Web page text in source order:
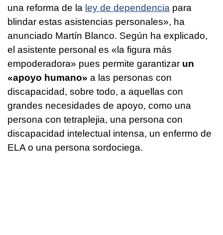
una reforma de la ley de dependencia para
blindar estas asistencias personales», ha
anunciado Martín Blanco. Según ha explicado,
el asistente personal es «la figura más
empoderadora» pues permite garantizar un
«apoyo humano» a las personas con
discapacidad, sobre todo, a aquellas con
grandes necesidades de apoyo, como una
persona con tetraplejia, una persona con
discapacidad intelectual intensa, un enfermo de
ELA o una persona sordociega.